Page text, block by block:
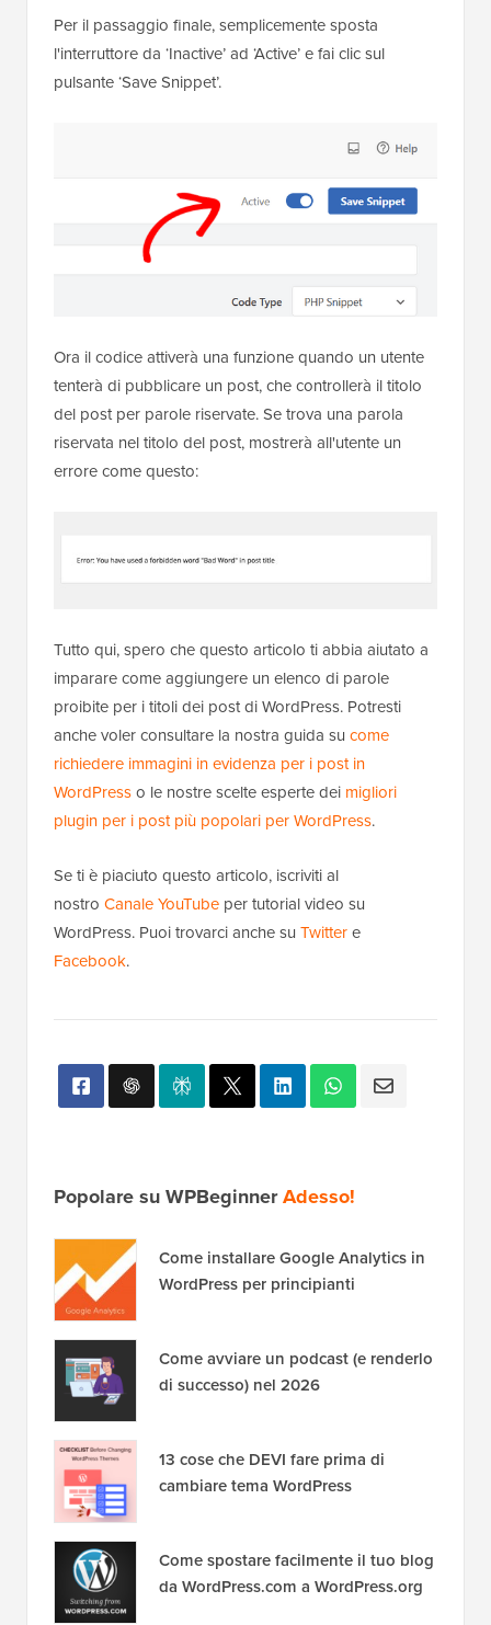
Per il passaggio finale, semplicemente sposta
l'interruttore da ‘Inactive’ ad ‘Active’ e fai clic sul
pulsante ‘Save Snippet’.
Ora il codice attiverà una funzione quando un utente
tenterà di pubblicare un post, che controllerà il titolo
del post per parole riservate. Se trova una parola
riservata nel titolo del post, mostrerà all'utente un
errore come questo:
Tutto qui, spero che questo articolo ti abbia aiutato a
imparare come aggiungere un elenco di parole
proibite per i titoli dei post di WordPress. Potresti
anche voler consultare la nostra guida su come
richiedere immagini in evidenza per i post in
WordPresso le nostre scelte esperte dei migliori
plugin per i post più popolari per WordPress.
Se ti è piaciuto questo articolo, iscriviti al
nostro Canale YouTube per tutorial video su
WordPress. Puoi trovarci anche su Twittere
Facebook.
Popolare su WPBeginnerAdesso!
Come installare Google Analytics in
WordPress per principianti
Come avviare un podcast (e renderlo
di successo) nel 2026
13 cose che DEVI fare prima di
cambiare tema WordPress
Come spostare facilmente il tuo blog
da WordPress.com a WordPress.org